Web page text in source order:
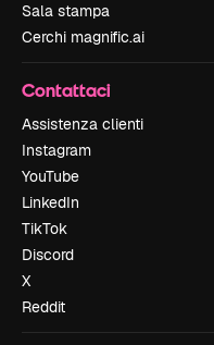
Sala stampa
Cerchi magnific.ai
Contattaci
Assistenza clienti
Instagram
YouTube
LinkedIn
TikTok
Discord
X
Reddit